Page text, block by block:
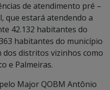
de atendimento pré –
que estará atendendo a
42.132 habitantes do
habitantes do município
distritos vizinhos como
e Palmeiras.
Major QOBM Antônio